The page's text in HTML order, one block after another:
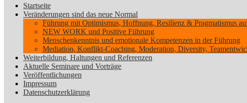
Zum
Inhalt
Startseite
Veränderungen sind das neue Normal
Führung mit Optimismus, Hoffnung, Resilienz & Pragmatismus
NEW WORK und Positive Führung
Menschenkenntnis und emotionale Kompetenzen in der Führung
Mediation, Konflikt-Coaching, Moderation, Diversity,
Weiterbildung, Haltungen und Referenzen
Aktuelle Seminare und Vorträge
Veröffentlichungen
Impressum
Datenschutzerklärung